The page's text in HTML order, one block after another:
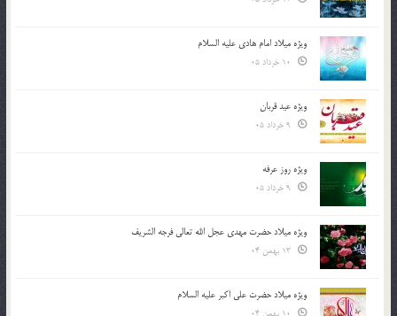
ویژه میلاد امام هادی علیه السلام
ویژه عید قربان
ویژه روز عرفه
ویژه میلاد حضرت مهدی عجل الله تعالی فرجه الشريف
ویژه میلاد حضرت علی اکبر علیه السلام